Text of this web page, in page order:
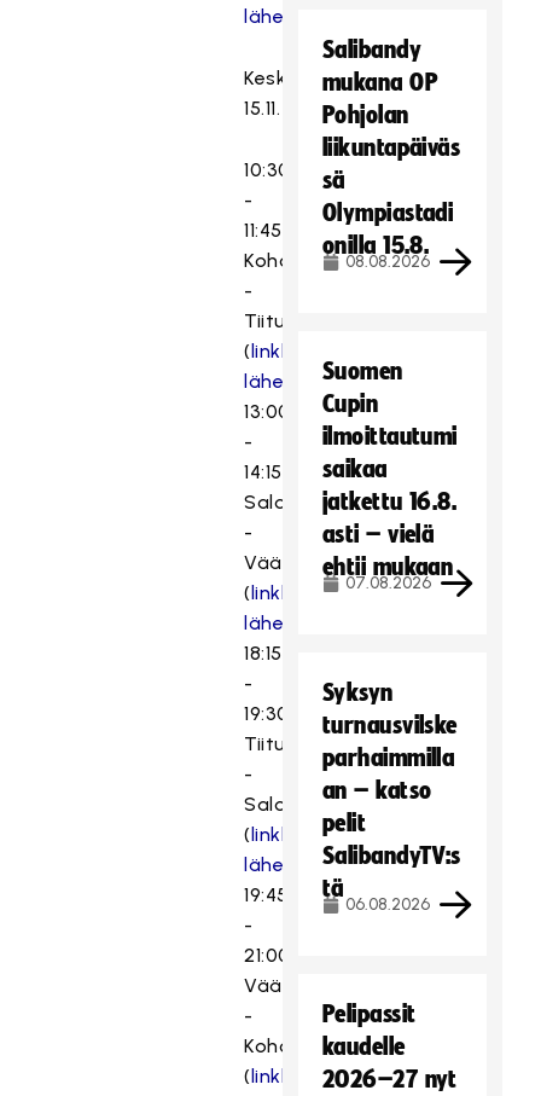
lähetykseen
Keskiviikko
15.11.
10:30
-
11:45
Kohonen
-
Tiitu
(linkki
lähetykseen)
13:00
-
14:15
Salo
-
Väänänen
(linkki
lähetykseen
18:15
-
19:30
Tiitu
-
Salo
(linkki
lähetykseen)
19:45
-
21:00
Väänänen
-
Kohonen
(linkki
Salibandy
mukana OP
Pohjolan
liikuntapäiväs
sä
Olympiastadi
onilla 15.8.
08.08.2026
Suomen
Cupin
ilmoittautumi
saikaa
jatkettu 16.8.
asti – vielä
ehtii mukaan
07.08.2026
Syksyn
turnausvilske
parhaimmilla
an – katso
pelit
SalibandyTV:s
tä
06.08.2026
Pelipassit
kaudelle
2026–27 nyt